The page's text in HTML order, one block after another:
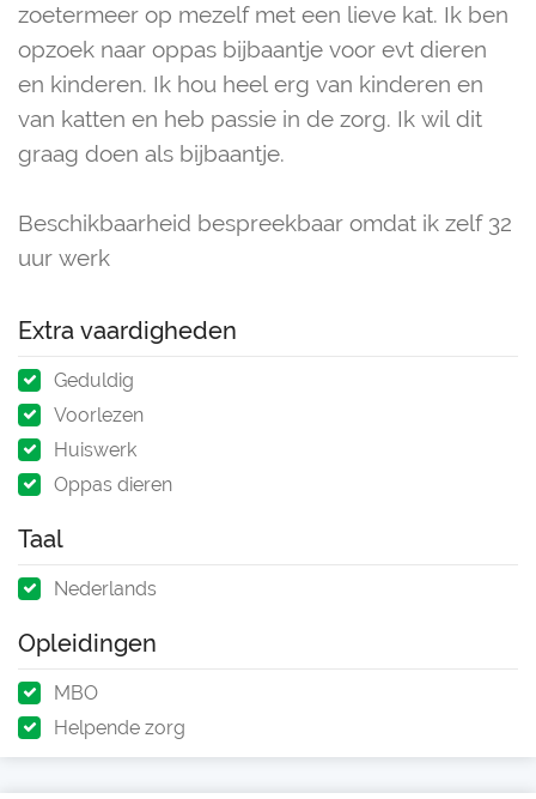
zoetermeer op mezelf met een lieve kat. Ik ben
opzoek naar oppas bijbaantje voor evt dieren
en kinderen. Ik hou heel erg van kinderen en
van katten en heb passie in de zorg. Ik wil dit
graag doen als bijbaantje.
Beschikbaarheid bespreekbaar omdat ik zelf 32
uur werk
Extra vaardigheden
Geduldig
Voorlezen
Huiswerk
Oppas dieren
Taal
Nederlands
Opleidingen
MBO
Helpende zorg